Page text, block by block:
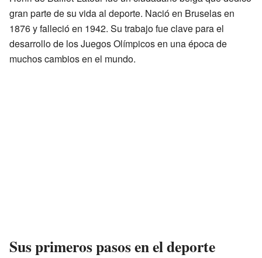
gran parte de su vida al deporte. Nació en Bruselas en
1876 y falleció en 1942. Su trabajo fue clave para el
desarrollo de los Juegos Olímpicos en una época de
muchos cambios en el mundo.
Sus primeros pasos en el deporte